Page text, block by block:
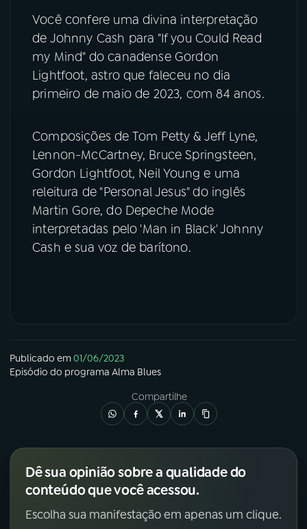
Você confere uma divina interpretação
de Johnny Cash para "If you Could Read
my Mind" do canadense Gordon
Lightfoot, astro que faleceu no dia
primeiro de maio de 2023, com 84 anos.
Composições de Tom Petty & Jeff Lyne,
Lennon-McCartney, Bruce Springsteen,
Gordon Lightfoot, Neil Young e uma
releitura de "Personal Jesus" do inglês
Martin Gore, do Depeche Mode
interpretadas pelo 'Man in Black' Johnny
Cash e sua voz de barítono.
Publicado em01/06/2023
Episódio do programa Alma Blues
Compartilhe
Dê sua opinião sobre a qualidade do
conteúdo que você acessou.
Escolha sua manifestação em apenas um clique.